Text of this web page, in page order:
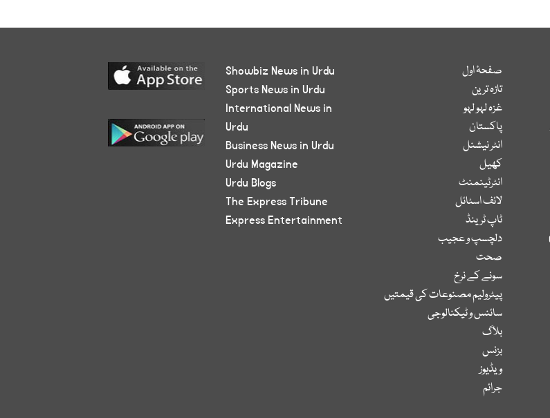
صفحۂ اول
تازہ ترین
غزہ لہو لہو
پاکستان
انٹر نیشنل
کھیل
انٹرٹینمنٹ
لائف اسٹائل
ٹاپ ٹرینڈ
دلچسپ و عجیب
صحت
سونے کے نرخ
پیٹرولیم مصنوعات کی قیمتیں
سائنس و ٹیکنالوجی
بلاگ
بزنس
ویڈیوز
جرائم
Showbiz News in Urdu
Sports News in Urdu
International News in
Urdu
Business News in Urdu
Urdu Magazine
Urdu Blogs
The Express Tribune
Express Entertainment